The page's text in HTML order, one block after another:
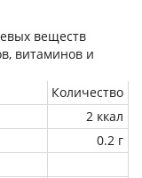
веществ
витаминов и
Количество
2 ккал
0.2 г